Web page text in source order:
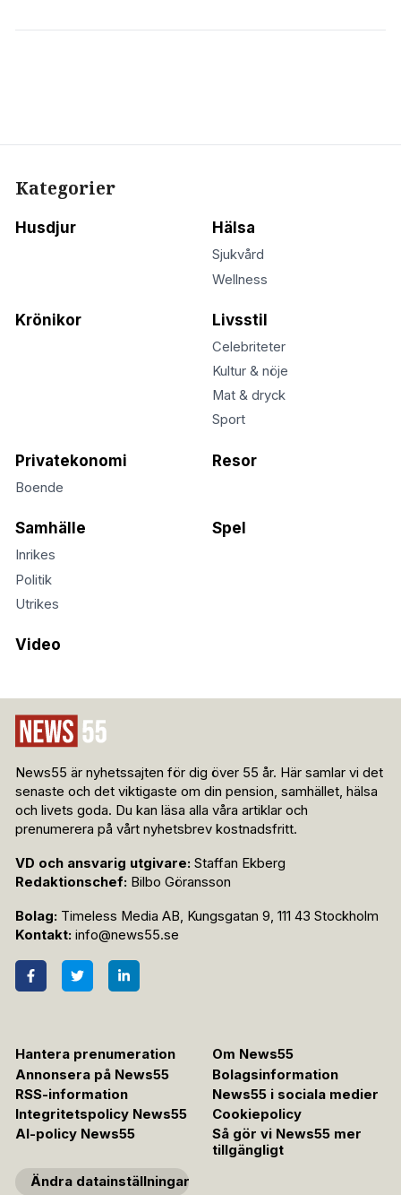
Kategorier
Husdjur Hälsa
Sjukvård
Wellness
Krönikor Livsstil
Celebriteter
Kultur & nöje
Mat & dryck
Sport
Privatekonomi
Boende
Resor
Samhälle
Inrikes
Politik
Utrikes
Spel
Video
News55 är nyhetssajten för dig över 55 år. Här samlar vi det
senaste och det viktigaste om din pension, samhället, hälsa
och livets goda. Du kan läsa alla våra artiklar och
prenumerera på vårt nyhetsbrev kostnadsfritt.
VD och ansvarig utgivare: Staffan Ekberg
Redaktionschef: Bilbo Göransson
Bolag: Timeless Media AB, Kungsgatan 9, 111 43 Stockholm
Kontakt: info@news55.se
Hantera prenumeration
Om News55
Annonsera på News55
Bolagsinformation
RSS-information
News55 i sociala medier
Integritetspolicy News55
Cookiepolicy
AI-policy News55
Så gör vi News55 mer
tillgängligt
Ändra datainställningar